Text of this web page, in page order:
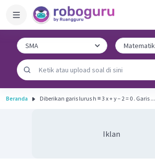
Beranda Diberikan garis lurus h ≡ 3 x + y − 2 = 0 . Garis ...
Iklan